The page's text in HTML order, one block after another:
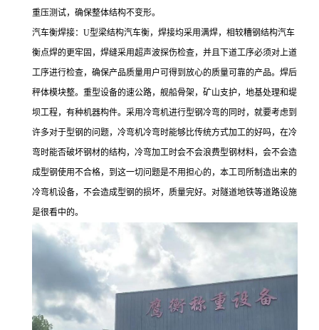
重压测试，确保整体结构不变形。
汽车衡焊接：U型梁结构汽车衡，焊接均采用满焊，相较糟钢结构汽车
衡点焊的更牢固，焊缝采用超声波探伤检查，并且下道工序必须对上道
工序进行检查，确保产品质量用户可得到放心的质量可靠的产品。焊后
秤体模块整。重型设备的速公路，舰船骨架，矿山支护，地基处理和堤
坝工程，有种机器构件。采用冷弯机进行型钢冷弯的同时，就要考虑到
许多对于型钢的问题，冷弯机冷弯时能够比传统方式加工的好吗，在冷
弯时能否破坏钢材的结构，冷弯加工时会不会浪费型钢材料，会不会造
成型钢使用不合格，到这一切问题是不用担心的，本工司所制造出来的
冷弯机设备，不会造成型钢的损坏，质量完好。对隧道地铁等道路设施
是很看中的。